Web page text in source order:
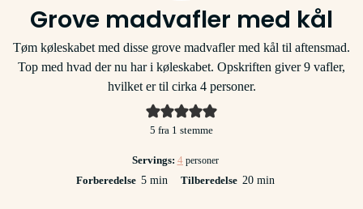
Grove madvafler med kål
Tøm køleskabet med disse grove madvafler med kål til aftensmad.
Top med hvad der nu har i køleskabet. Opskriften giver 9 vafler,
hvilket er til cirka 4 personer.
5 fra 1 stemme
Servings: 4 personer
Forberedelse 5minutter
min Tilberedelse 20minutter
min